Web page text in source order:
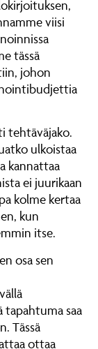
viisi
tässä
johon
tehtäväjako.
ulkoistaa
kannattaa
ei juurikaan
kolme kertaa
kun
itse.
osa sen
tapahtuma saa
Tässä
ottaa